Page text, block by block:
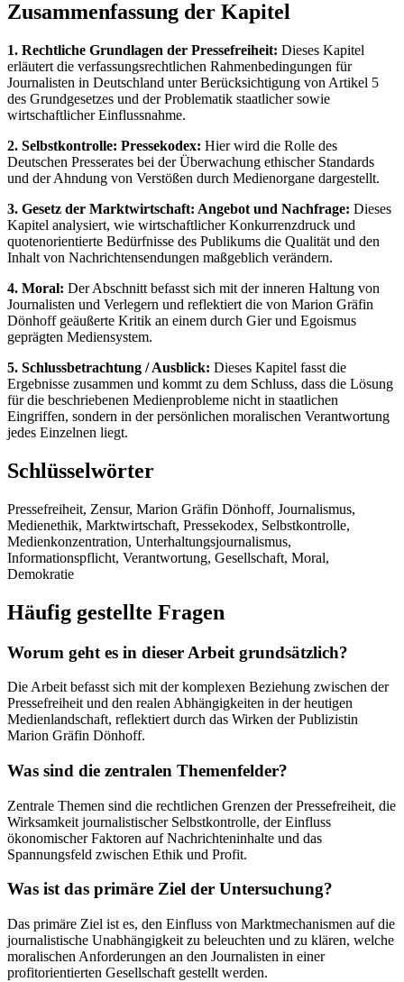
Zusammenfassung der Kapitel
1. Rechtliche Grundlagen der Pressefreiheit: Dieses Kapitel
erläutert die verfassungsrechtlichen Rahmenbedingungen für
Journalisten in Deutschland unter Berücksichtigung von Artikel 5
des Grundgesetzes und der Problematik staatlicher sowie
wirtschaftlicher Einflussnahme.
2. Selbstkontrolle: Pressekodex: Hier wird die Rolle des
Deutschen Presserates bei der Überwachung ethischer Standards
und der Ahndung von Verstößen durch Medienorgane dargestellt.
3. Gesetz der Marktwirtschaft: Angebot und Nachfrage: Dieses
Kapitel analysiert, wie wirtschaftlicher Konkurrenzdruck und
quotenorientierte Bedürfnisse des Publikums die Qualität und den
Inhalt von Nachrichtensendungen maßgeblich verändern.
4. Moral: Der Abschnitt befasst sich mit der inneren Haltung von
Journalisten und Verlegern und reflektiert die von Marion Gräfin
Dönhoff geäußerte Kritik an einem durch Gier und Egoismus
geprägten Mediensystem.
5. Schlussbetrachtung / Ausblick: Dieses Kapitel fasst die
Ergebnisse zusammen und kommt zu dem Schluss, dass die Lösung
für die beschriebenen Medienprobleme nicht in staatlichen
Eingriffen, sondern in der persönlichen moralischen Verantwortung
jedes Einzelnen liegt.
Schlüsselwörter
Pressefreiheit, Zensur, Marion Gräfin Dönhoff, Journalismus,
Medienethik, Marktwirtschaft, Pressekodex, Selbstkontrolle,
Medienkonzentration, Unterhaltungsjournalismus,
Informationspflicht, Verantwortung, Gesellschaft, Moral,
Demokratie
Häufig gestellte Fragen
Worum geht es in dieser Arbeit grundsätzlich?
Die Arbeit befasst sich mit der komplexen Beziehung zwischen der
Pressefreiheit und den realen Abhängigkeiten in der heutigen
Medienlandschaft, reflektiert durch das Wirken der Publizistin
Marion Gräfin Dönhoff.
Was sind die zentralen Themenfelder?
Zentrale Themen sind die rechtlichen Grenzen der Pressefreiheit, die
Wirksamkeit journalistischer Selbstkontrolle, der Einfluss
ökonomischer Faktoren auf Nachrichteninhalte und das
Spannungsfeld zwischen Ethik und Profit.
Was ist das primäre Ziel der Untersuchung?
Das primäre Ziel ist es, den Einfluss von Marktmechanismen auf die
journalistische Unabhängigkeit zu beleuchten und zu klären, welche
moralischen Anforderungen an den Journalisten in einer
profitorientierten Gesellschaft gestellt werden.